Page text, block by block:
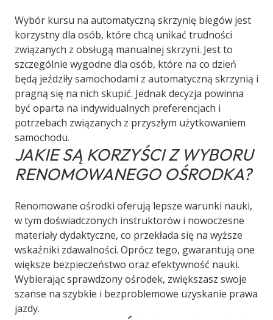
Wybór kursu na automatyczną skrzynię biegów jest
korzystny dla osób, które chcą unikać trudności
związanych z obsługą manualnej skrzyni. Jest to
szczególnie wygodne dla osób, które na co dzień
będą jeździły samochodami z automatyczną skrzynią i
pragną się na nich skupić. Jednak decyzja powinna
być oparta na indywidualnych preferencjach i
potrzebach związanych z przyszłym użytkowaniem
samochodu.
JAKIE SĄ KORZYŚCI Z WYBORU
RENOMOWANEGO OŚRODKA?
Renomowane ośrodki oferują lepsze warunki nauki,
w tym doświadczonych instruktorów i nowoczesne
materiały dydaktyczne, co przekłada się na wyższe
wskaźniki zdawalności. Oprócz tego, gwarantują one
większe bezpieczeństwo oraz efektywność nauki.
Wybierając sprawdzony ośrodek, zwiększasz swoje
szanse na szybkie i bezproblemowe uzyskanie prawa
jazdy.